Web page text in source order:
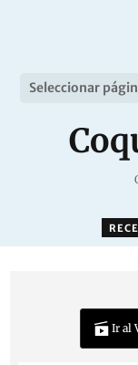
Seleccionar
Ir al